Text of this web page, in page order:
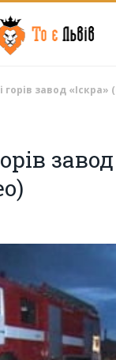
горів завод «Іскра»